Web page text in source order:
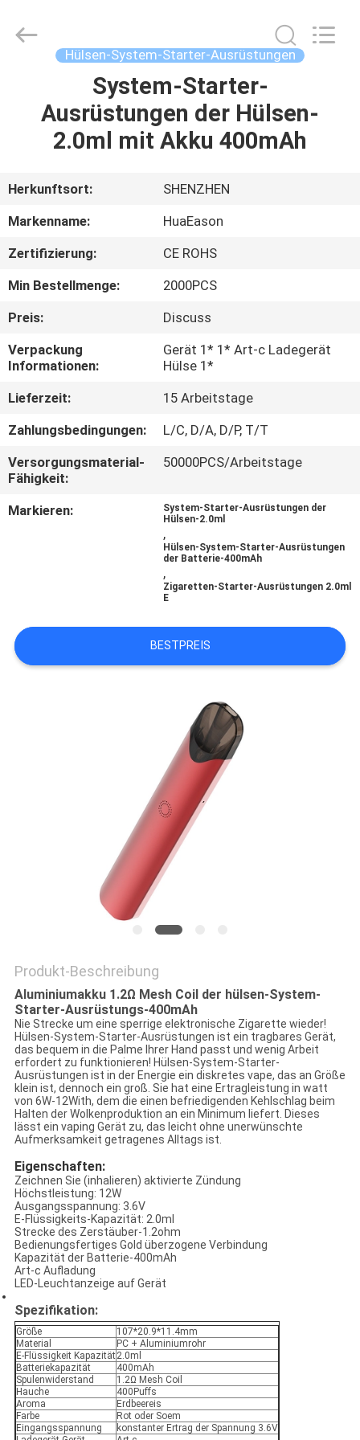
PRODUKTE
VIDEOS
UNS
FABRIK-
AUSFLUG
QUALITÄTSKONTROLLE
SIE
EIN
Copyright
Hülsen-System-Starter-Ausrüstungen
System-Starter-
Ausrüstungen der Hülsen-
2.0ml mit Akku 400mAh
Herkunftsort:
SHENZHEN
Markenname:
HuaEason
Zertifizierung:
CE ROHS
Min Bestellmenge:
2000PCS
Preis:
Discuss
Verpackung
Informationen:
Gerät 1* 1* Art-c Ladegerät
Hülse 1*
Lieferzeit:
15 Arbeitstage
Zahlungsbedingungen:
L/C, D/A, D/P, T/T
Versorgungsmaterial-
Fähigkeit:
50000PCS/Arbeitstage
Markieren:
System-Starter-Ausrüstungen der
Hülsen-2.0ml
,
Hülsen-System-Starter-Ausrüstungen
der Batterie-400mAh
,
Zigaretten-Starter-Ausrüstungen 2.0ml
E
BESTPREIS
Produkt-Beschreibung
Aluminiumakku 1.2Ω Mesh Coil der hülsen-System-
Starter-Ausrüstungs-400mAh
Nie Strecke um eine sperrige elektronische Zigarette wieder!
Hülsen-System-Starter-Ausrüstungen ist ein tragbares Gerät,
das bequem in die Palme Ihrer Hand passt und wenig Arbeit
erfordert zu funktionieren! Hülsen-System-Starter-
Ausrüstungen ist in der Energie ein diskretes vape, das an Größe
klein ist, dennoch ein groß. Sie hat eine Ertragleistung in watt
von 6W-12With, dem die einen befriedigenden Kehlschlag beim
Halten der Wolkenproduktion an ein Minimum liefert. Dieses
lässt ein vaping Gerät zu, das leicht ohne unerwünschte
Aufmerksamkeit getragenes Alltags ist.
Eigenschaften:
Zeichnen Sie (inhalieren) aktivierte Zündung
Höchstleistung: 12W
Ausgangsspannung: 3.6V
E-Flüssigkeits-Kapazität: 2.0ml
Strecke des Zerstäuber-1.2ohm
Bedienungsfertiges Gold überzogene Verbindung
Kapazität der Batterie-400mAh
Art-c Aufladung
LED-Leuchtanzeige auf Gerät
Spezifikation:
Größe
107*20.9*11.4mm
Material
PC + Aluminiumrohr
E-Flüssigkeit Kapazität2.0ml
Batteriekapazität
400mAh
Spulenwiderstand
1.2Ω Mesh Coil
Hauche
400Puffs
Aroma
Erdbeereis
Farbe
Rot oder Soem
Eingangsspannung
konstanter Ertrag der Spannung 3.6V